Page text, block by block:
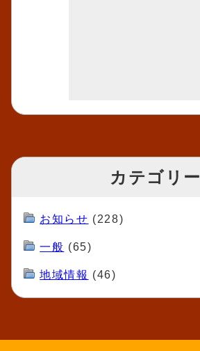
カテゴリー
お知らせ (228)
一般 (65)
地域情報 (46)